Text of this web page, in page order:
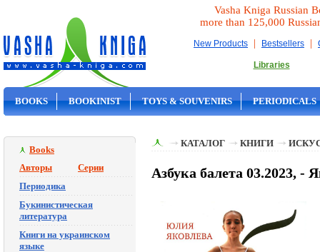
Vasha Kniga Russian
more than 125,000
New Products | Bestsellers |
Libraries
BOOKS BOOKINIST TOYS & SOUVENIRS PERIODICALS
Books
Авторы
Серии
Периодика
Букинистическая
литература
Книги на украинском
языке
КАТАЛОГ КНИГИ
Азбука балета 03.2023, -